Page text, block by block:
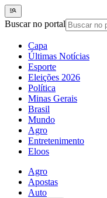
Buscar no portal
Capa
Últimas Notícias
Esporte
Eleições 2026
Política
Minas Gerais
Brasil
Mundo
Agro
Entretenimento
Eloos
Agro
Apostas
Auto